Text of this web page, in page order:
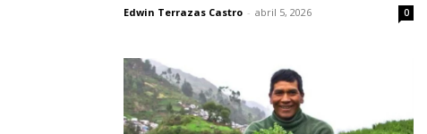
Edwin Terrazas Castro - abril 5, 2026 0